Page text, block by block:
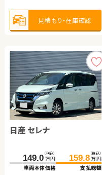
見積もり・在庫確認
日産 セレナ
149.0 （税込）
万円
車両本体価格
159.8 （税込）
万円
支払総額
見積もり・在庫確認
トヨタ アルファード ハイ
598.3 （税込）
万円
車両本体価格
609.1 （税込）
万円
支払総額
排気 1,500cc 整備 法定整備付
トヨタ ヴォクシー ハイブ
リッド